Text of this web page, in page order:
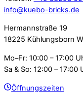
info@kuebo-bricks.de
Hermannstraße 19
18225 Kühlungsborn
Mo–Fr: 10:00 – 17:00
Sa & So: 12:00 – 17:00
Öffnungszeiten